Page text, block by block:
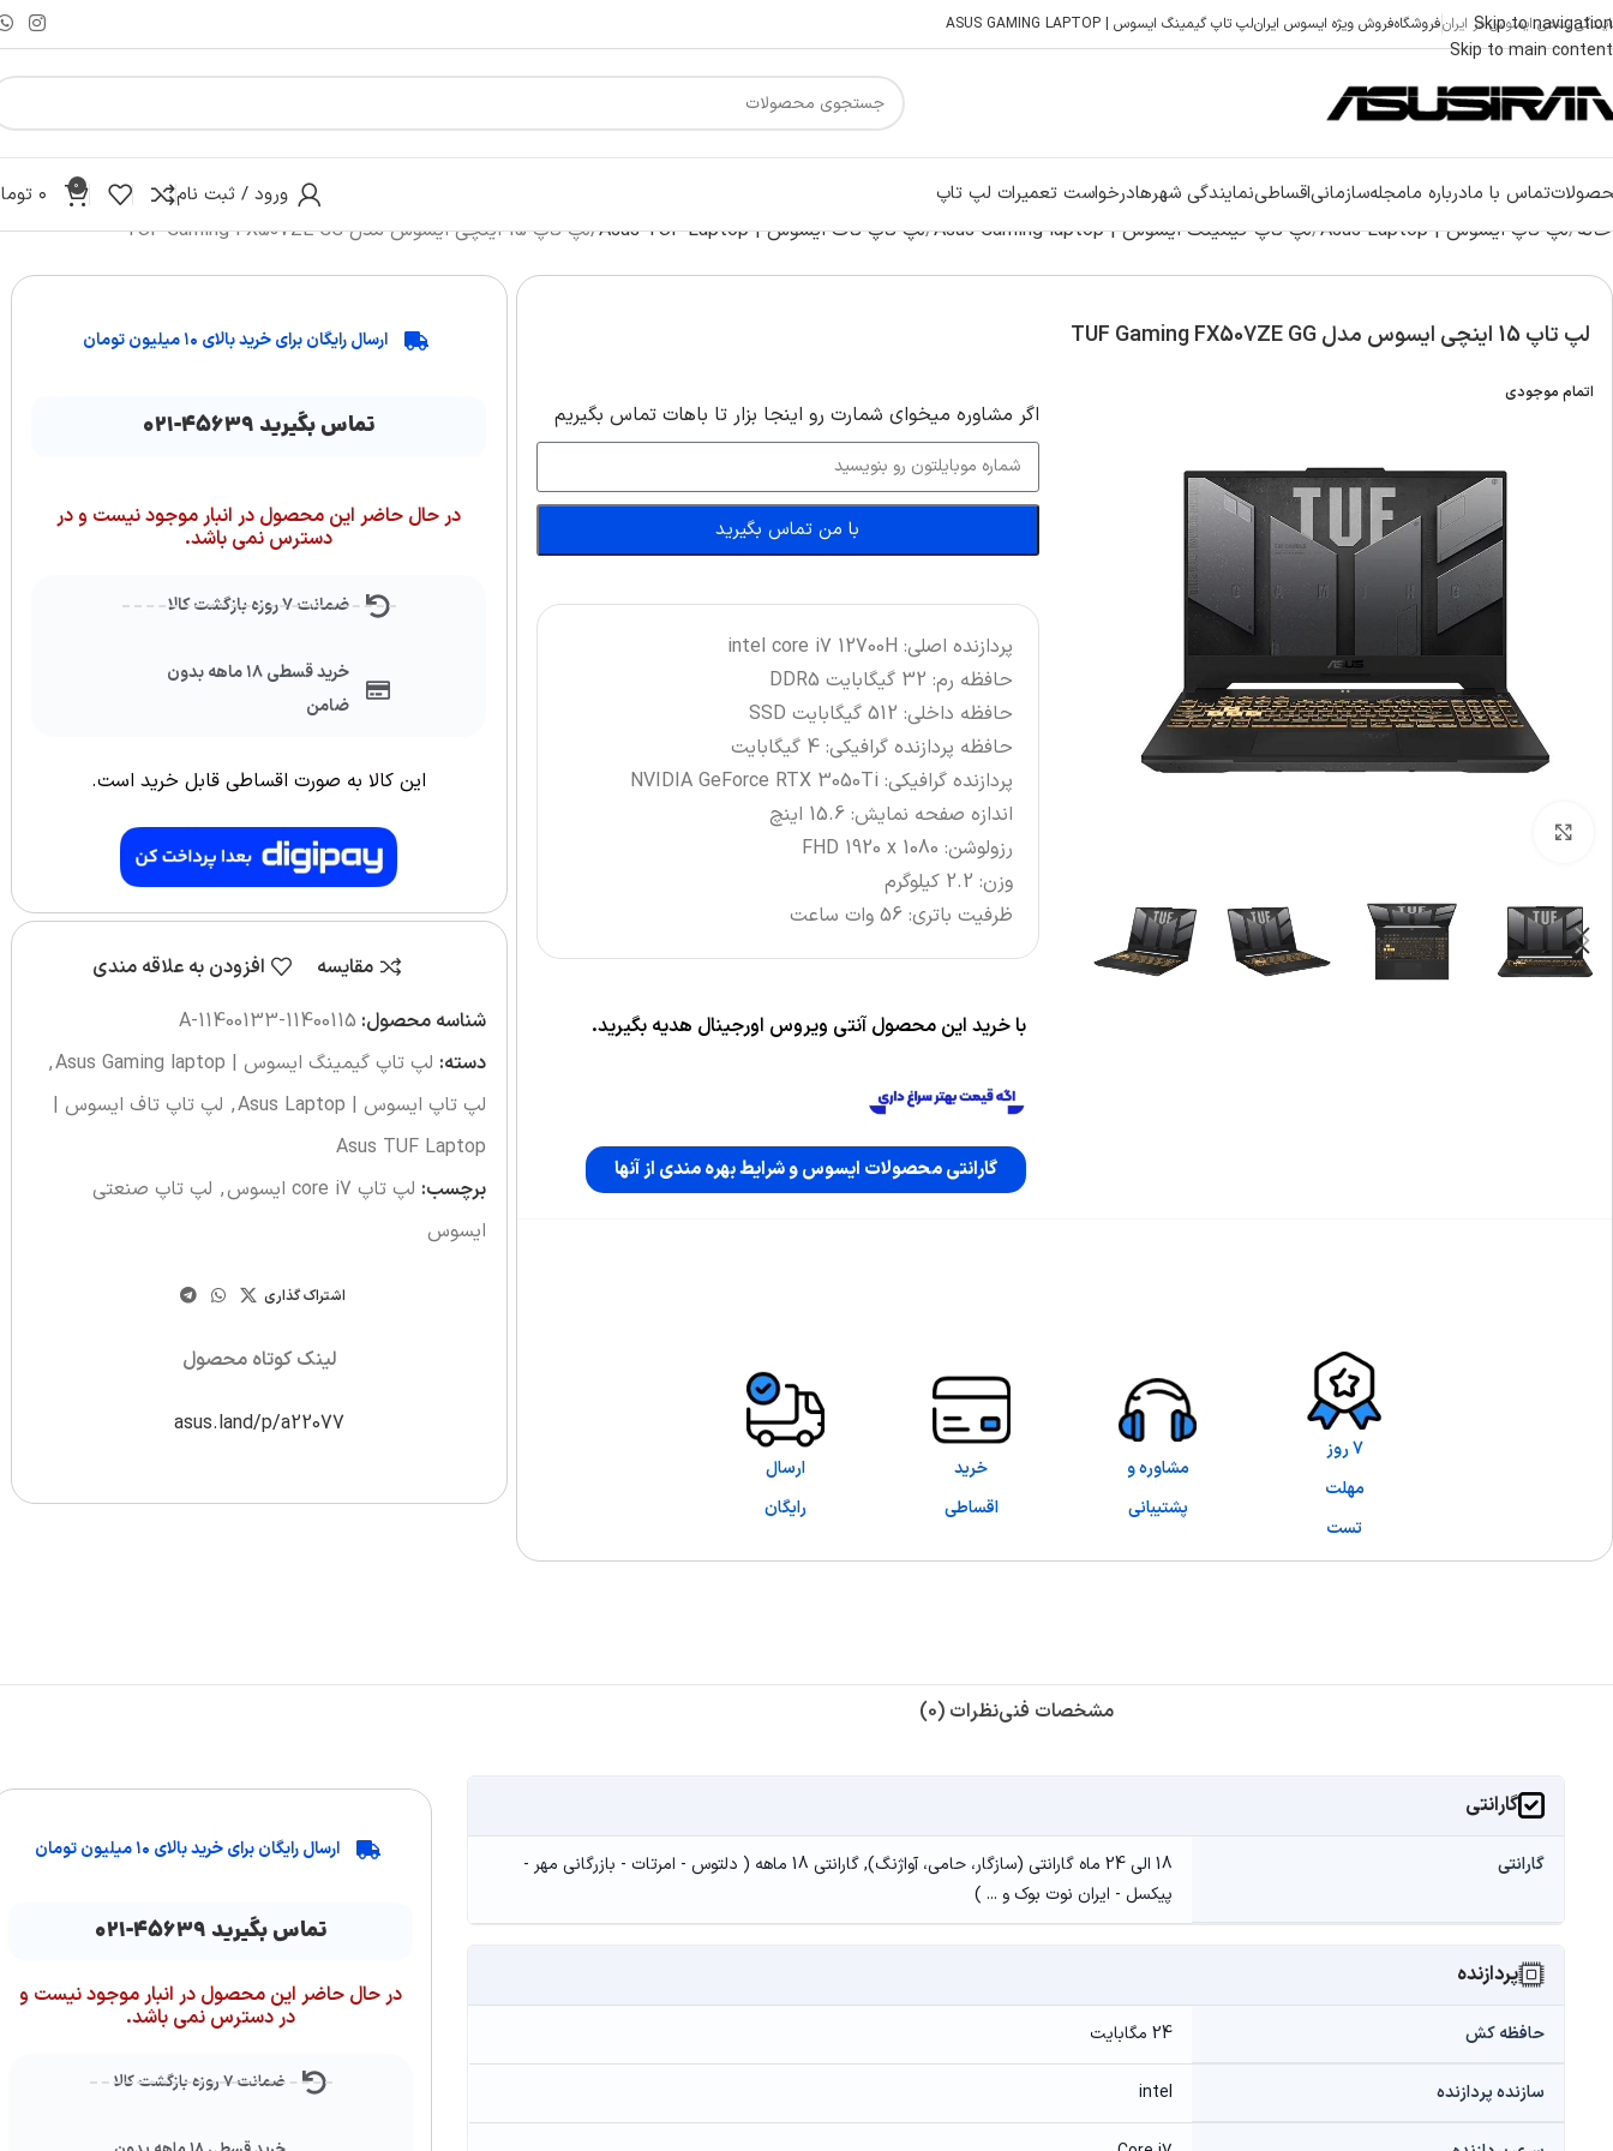
Skip to navigation
Skip to main content
رسمی ایسوس در ایرانفروشگاهفروش ویژه ایسوس ایرانلپ تاپ گیمینگ ایسوس | ASUS GAMING LAPTOP
تماس با مادرباره مامجلهسازمانیاقساطینمایندگی شهرهادرخواست تعمیرات لپ تاپ ورود / ثبت نام 0 ۰
خانه لپ تاپ ایسوس | Asus Laptop لپ تاپ گیمینگ ایسوس | Asus Gaming laptop لپ تاپ تاف ایسوس | Asus TUF Laptop لپ تاپ 15 اینچی ایسوس مدل TUF Gaming FX507ZE GG
لپ تاپ 15 اینچی ایسوس مدل TUF Gaming FX507ZE GG
اتمام موجودی
اگر‌ مشاوره میخوای شمارت رو اینجا بزار تا باهات تماس بگیریم
با من تماس بگیرید
پردازنده اصلی: intel core i7 12700H
حافظه رم: 32 گیگابایت DDR5
حافظه داخلی: 512 گیگابایت SSD
حافظه پردازنده گرافیکی: 4 گیگابایت
پردازنده گرافیکی: NVIDIA GeForce RTX 3050Ti
اندازه صفحه نمایش: 15.6 اینچ
رزولوشن: FHD 1920 x 1080
وزن: 2.2 کیلوگرم
ظرفیت باتری: 56 وات ساعت
با خرید این محصول آنتی ویروس اورجینال هدیه بگیرید.
گارانتی محصولات ایسوس و شرایط بهره مندی از آنها
7 روز
مهلت
تست
مشاوره و
پشتیبانی
خرید
اقساطی
ارسال
رایگان
ارسال رایگان برای خرید بالای ۱۰ میلیون تومان
تماس بگیرید ۴۵۶۳۹-۰۲۱
در حال حاضر این محصول در انبار موجود نیست و در
دسترس نمی باشد.
ضمانت ۷ روزه بازگشت کالا
خرید قسطی ۱۸ ماهه بدون
ضامن
این کالا به صورت اقساطی قابل خرید است.
مقایسه
افزودن به علاقه مندی
شناسه محصول: 11400115-11400133-A
دسته: لپ تاپ گیمینگ ایسوس | Asus Gaming laptop
,
لپ تاپ ایسوس | Asus Laptop
, لپ تاپ تاف ایسوس |
Asus TUF Laptop
برچسب: لپ تاپ core i7 ایسوس , لپ تاپ صنعتی
ایسوس
اشتراک گذاری
لینک کوتاه محصول
asus.land/p/a22077
مشخصات فنینظرات (0)
گارانتی
گارانتی
18 الی 24 ماه گارانتی (سازگار، حامی، آواژنگ), گارانتی 18 ماهه ( دلتوس - امرتات - بازرگانی مهر -
پیکسل - ایران نوت بوک و ... )
پردازنده
حافظه کش 24 مگابایت
سازنده پردازنده intel
ارسال رایگان برای خرید بالای ۱۰ میلیون تومان
تماس بگیرید ۴۵۶۳۹-۰۲۱
در حال حاضر این محصول در انبار موجود نیست و
در دسترس نمی باشد.
ضمانت ۷ روزه بازگشت کالا